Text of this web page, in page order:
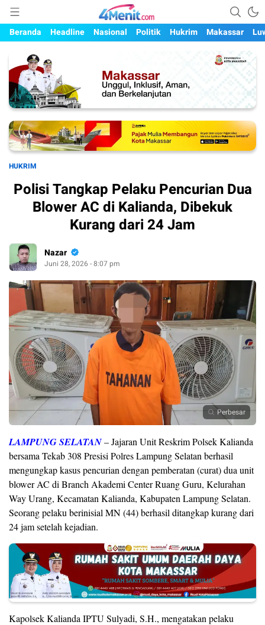
4menit.com
Mengungkap Kisah, Setiap Hari
Beranda
Headline Nasional Politik Hukrim Makassar
HUKRIM
Polisi Tangkap Pelaku Pencurian Dua
Blower AC di Kalianda, Dibekuk
Kurang dari 24 Jam
Nazar
Juni 28, 2026 - 8:07 pm
Perbesar
LAMPUNG SELATAN– Jajaran Unit Reskrim Polsek Kalianda
bersama Tekab 308 Presisi Polres Lampung Selatan berhasil
mengungkap kasus pencurian dengan pemberatan (curat) dua unit
blower AC di Branch Akademi Center Ruang Guru, Kelurahan
Way Urang, Kecamatan Kalianda, Kabupaten Lampung Selatan.
Seorang pelaku berinisial MN (44) berhasil ditangkap kurang dari
24 jam setelah kejadian.
Kapolsek Kalianda IPTU Sulyadi, S.H., mengatakan pelaku